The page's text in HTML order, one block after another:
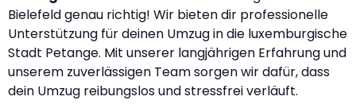
Bielefeld genau richtig! Wir bieten dir professionelle
Unterstützung für deinen Umzug in die luxemburgische
Stadt Petange. Mit unserer langjährigen Erfahrung und
unserem zuverlässigen Team sorgen wir dafür, dass
dein Umzug reibungslos und stressfrei verläuft.